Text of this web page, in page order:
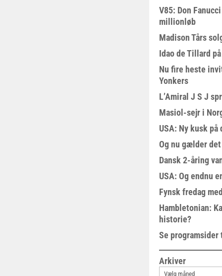
V85: Don
millionløb
Madison Tårs
Idao de Tillard
Nu fire heste
Yonkers
L’Amiral J S J
Masiol-sejr i
USA: Ny kusk på
Og nu gælder
Dansk 2-åring
USA: Og endnu
Fynsk fredag
Hambletonian:
historie?
Se
Arkiver